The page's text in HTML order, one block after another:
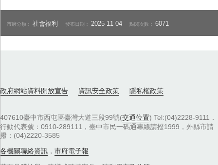
市府分類：社會福利 發布日期： 2025-11-04 點閱次數：6071
政府網站資料開放宣告 資訊安全政策 隱私權政策
407610臺中市西屯區臺灣大道三段99號(交通位置) Tel:(04)2228-9111．
行動代表號：0910-289111，臺中市民一碼通專線請撥1999，外縣市請
撥：(04)2220-3585
各機關聯絡資訊 ， 市府電子報